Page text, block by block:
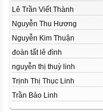
Lê Trần Viết Thành
Nguyễn Thu Hương
Nguyễn Kim Thuận
đoàn tất lê đình
nguyễn thị thuỳ linh
Trịnh Thị Thục Linh
Trần Bảo Linh